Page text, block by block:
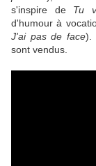
s'inspire de Tu
d'humour à
J'ai pas de face).
sont vendus.